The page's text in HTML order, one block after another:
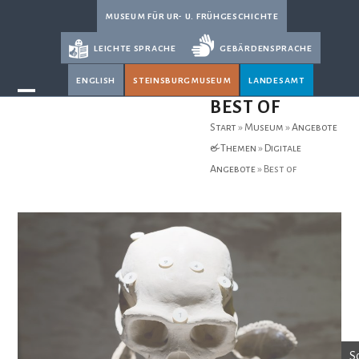
museum für ur- u. frühgeschichte
leichte sprache gebärdensprache
english steinsburgmuseum landesamt
BEST OF
Start » Museum »Angebote
& Themen » Digitale
Angebote» Best of